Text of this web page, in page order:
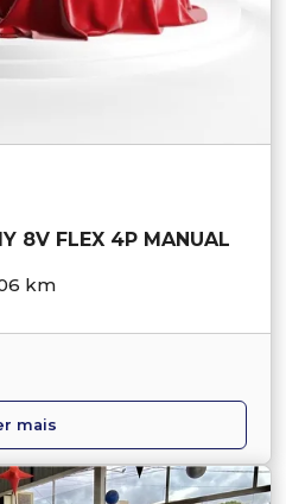
8V FLEX 4P MANUAL
km
mais